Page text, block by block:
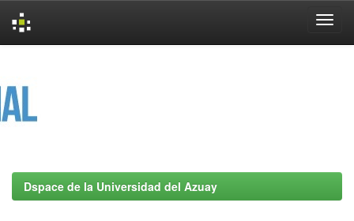
Dspace de la Universidad del Azuay